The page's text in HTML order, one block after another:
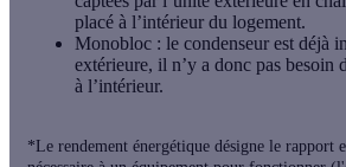
placé à l’intérieur du logement.
Monobloc : le condenseur est déjà
extérieure, il n’y a donc pas besoin
à l’intérieur.
*Le rendement énergétique désigne le rapport